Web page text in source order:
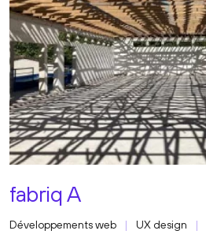
fabriq A
Développements web UX design